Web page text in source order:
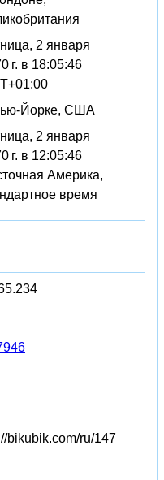
2 января
г. в 18:05:46
Йорке, США
2 января
г. в 12:05:46
Америка,
время
bikubik.com/ru/147